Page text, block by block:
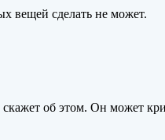
вещей сделать не может.
об этом. Он может